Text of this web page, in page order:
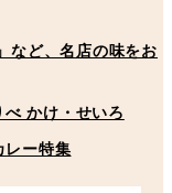
など、名店の味をお
かけ・せいろ
ー特集